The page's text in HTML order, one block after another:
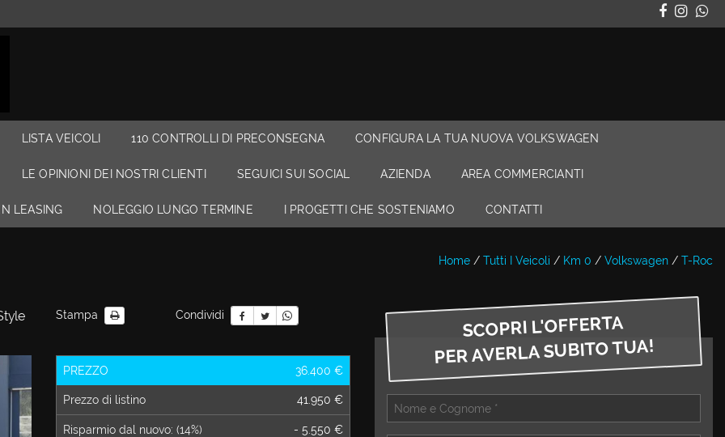
LISTA VEICOLI 110 CONTROLLI DI PRECONSEGNA CONFIGURA LA TUA NUOVA VOLKSWAGEN
LE OPINIONI DEI NOSTRI CLIENTI SEGUICI SUI SOCIAL AZIENDA AREA COMMERCIANTI
LEASING NOLEGGIO LUNGO TERMINE I PROGETTI CHE SOSTENIAMO CONTATTI
Home / Tutti I Veicoli / Km 0 / Volkswagen / T-Roc
Stampa Condividi
PREZZO 36.400 €
Prezzo di listino 41.950 €
Risparmio dal nuovo: (14%) - 5.550 €
SCOPRI L'OFFERTA
PER AVERLA SUBITO TUA!